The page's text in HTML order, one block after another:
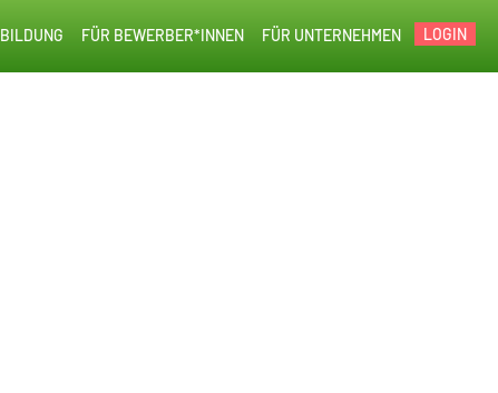
LOGIN
FÜR UNTERNEHMEN
FÜR BEWERBER*INNEN
BILDUNG